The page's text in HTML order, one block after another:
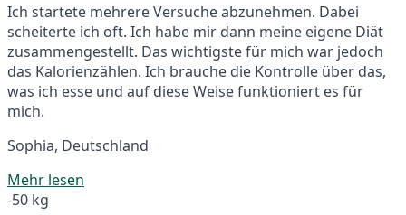
Ich startete mehrere Versuche abzunehmen. Dabei
scheiterte ich oft. Ich habe mir dann meine eigene Diät
zusammengestellt. Das wichtigste für mich war jedoch
das Kalorienzählen. Ich brauche die Kontrolle über das,
was ich esse und auf diese Weise funktioniert es für
mich.
Sophia, Deutschland
Mehr lesen
-50 kg